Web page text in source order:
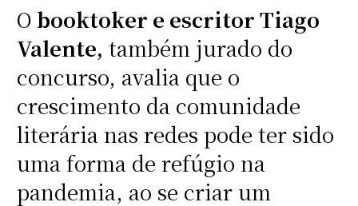
O booktoker e escritor Tiago
Valente, também jurado do
concurso, avalia que o
crescimento da comunidade
literária nas redes pode ter sido
uma forma de refúgio na
pandemia, ao se criar um